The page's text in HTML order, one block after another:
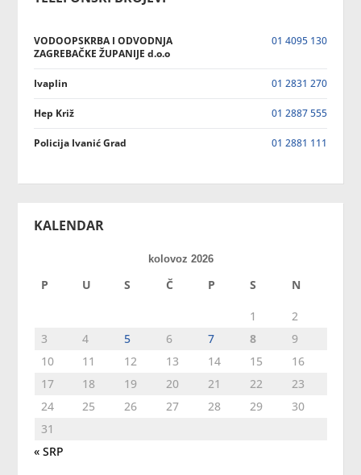
VODOOPSKRBA I ODVODNJA
ZAGREBAČKE ŽUPANIJE d.o.o
01 4095 130
Ivaplin 01 2831 270
Hep Križ 01 2887 555
Policija Ivanić Grad 01 2881 111
KALENDAR
kolovoz 2026
P U S Č P S N
1
2
3
4 5 6 7 8
9
10
11 12 13 14 15
16
17
18 19 20 21 22
23
24
25 26 27 28 29
30
31
« SRP